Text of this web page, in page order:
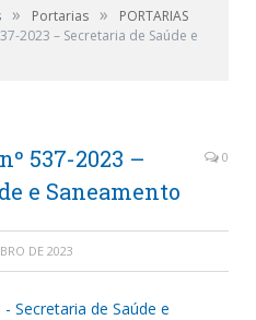
» Portarias »
PORTARIAS
2023 – Secretaria de Saúde e
537-2023 –
e Saneamento
0
DE 2023
Secretaria de Saúde e